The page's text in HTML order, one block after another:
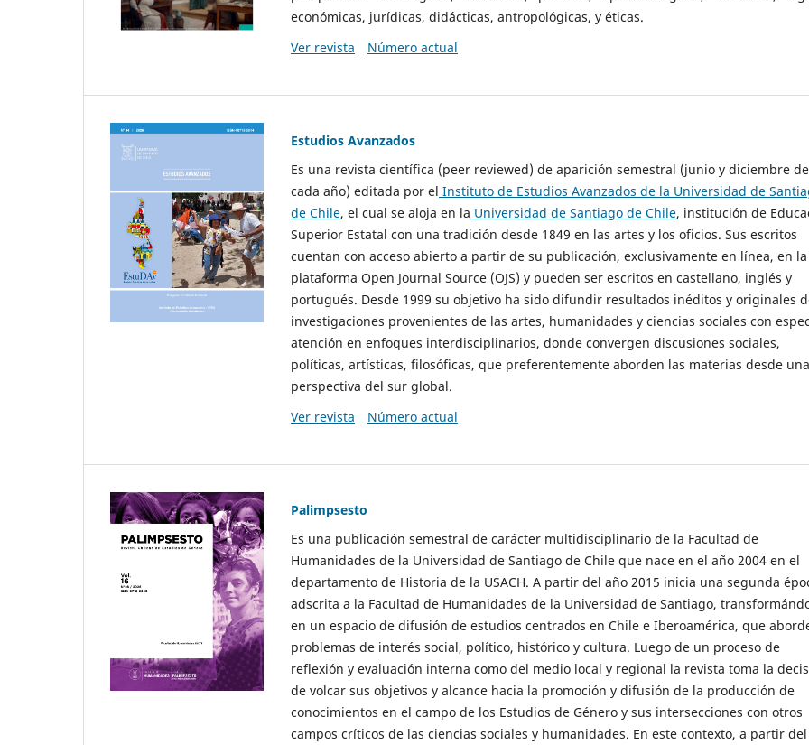
económicas, jurídicas, didácticas, antropológicas, y éticas.
Ver revista
Número actual
Estudios Avanzados
Es una revista científica (peer reviewed) de aparición semestral (junio y diciembre de
cada año) editada por el Instituto de Estudios Avanzados de la Universidad de
de Chile, el cual se aloja en la Universidad de Santiago de Chile, institución de
Superior Estatal con una tradición desde 1849 en las artes y los oficios. Sus escritos
cuentan con acceso abierto a partir de su publicación, exclusivamente en línea, en la
plataforma Open Journal Source (OJS) y pueden ser escritos en castellano, inglés y
portugués. Desde 1999 su objetivo ha sido difundir resultados inéditos y originales
investigaciones provenientes de las artes, humanidades y ciencias sociales con
atención en enfoques interdisciplinarios, donde convergen discusiones sociales,
políticas, artísticas, filosóficas, que preferentemente aborden las materias desde una
perspectiva del sur global.
Ver revista
Número actual
Palimpsesto
Es una publicación semestral de carácter multidisciplinario de la Facultad de
Humanidades de la Universidad de Santiago de Chile que nace en el año 2004 en el
departamento de Historia de la USACH. A partir del año 2015 inicia una segunda
adscrita a la Facultad de Humanidades de la Universidad de Santiago,
en un espacio de difusión de estudios centrados en Chile e Iberoamérica, que
problemas de interés social, político, histórico y cultura. Luego de un proceso de
reflexión y evaluación interna como del medio local y regional la revista toma la
de volcar sus objetivos y alcance hacia la promoción y difusión de la producción de
conocimientos en el campo de los Estudios de Género y sus intersecciones con otros
campos críticos de las ciencias sociales y humanidades. En este contexto, a partir del